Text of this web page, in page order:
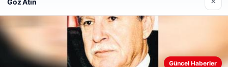
Prenses Night Club
Web sitemizi nasıl kullandığınızı daha iyi anlayabilmek,Güncel Haberler